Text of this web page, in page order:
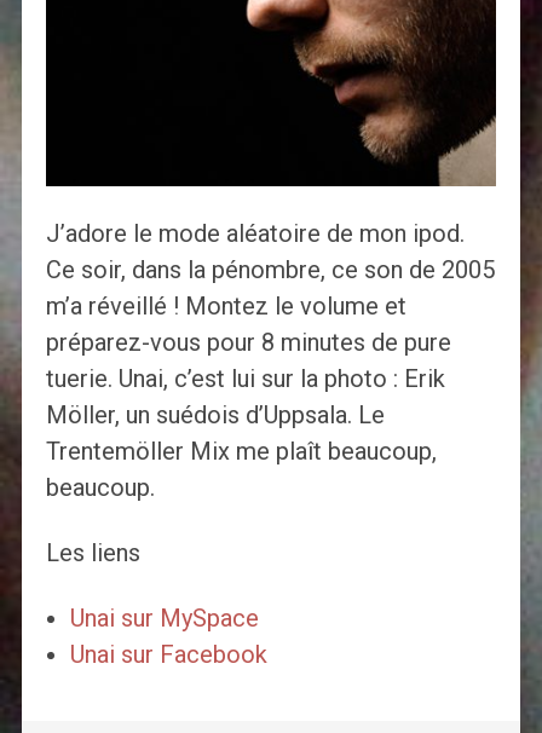
J’adore le mode aléatoire de mon ipod.
Ce soir, dans la pénombre, ce son de 2005
m’a réveillé ! Montez le volume et
préparez-vous pour 8 minutes de pure
tuerie. Unai, c’est lui sur la photo : Erik
Möller, un suédois d’Uppsala. Le
Trentemöller Mix me plaît beaucoup,
beaucoup.
Les liens
Unai sur MySpace
Unai sur Facebook